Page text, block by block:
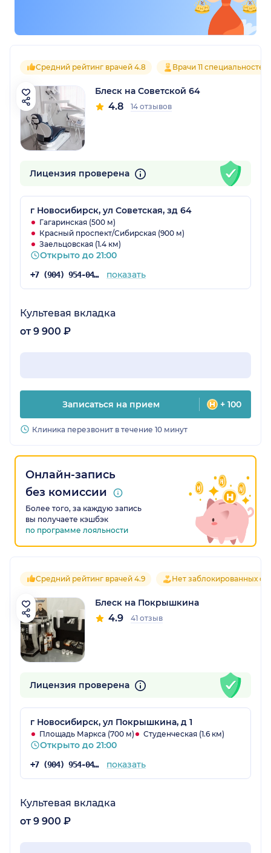
Средний рейтинг врачей 4.8 Врачи 11 специальностей
Блеск на Советской 64
4.8 14 отзывов
Лицензия проверена
г Новосибирск, ул Советская, зд 64
Гагаринская (500 м)
Красный проспект/Сибирская (900 м)
Заельцовская (1.4 км)
Открыто до 21:00
+7 (904) 954-04-92 показать
Культевая вкладка
от 9 900 ₽
Записаться на прием + 100
Клиника перезвонит в течение 10 минут
Онлайн-запись
без комиссии
Более того, за каждую запись
вы получаете кэшбэк
по программе лояльности
Средний рейтинг врачей 4.9 Нет заблокированных
Блеск на Покрышкина
4.9 41 отзыв
Лицензия проверена
г Новосибирск, ул Покрышкина, д 1
Площадь Маркса (700 м) Студенческая (1.6 км)
Открыто до 21:00
+7 (904) 954-04-93 показать
Культевая вкладка
от 9 900 ₽